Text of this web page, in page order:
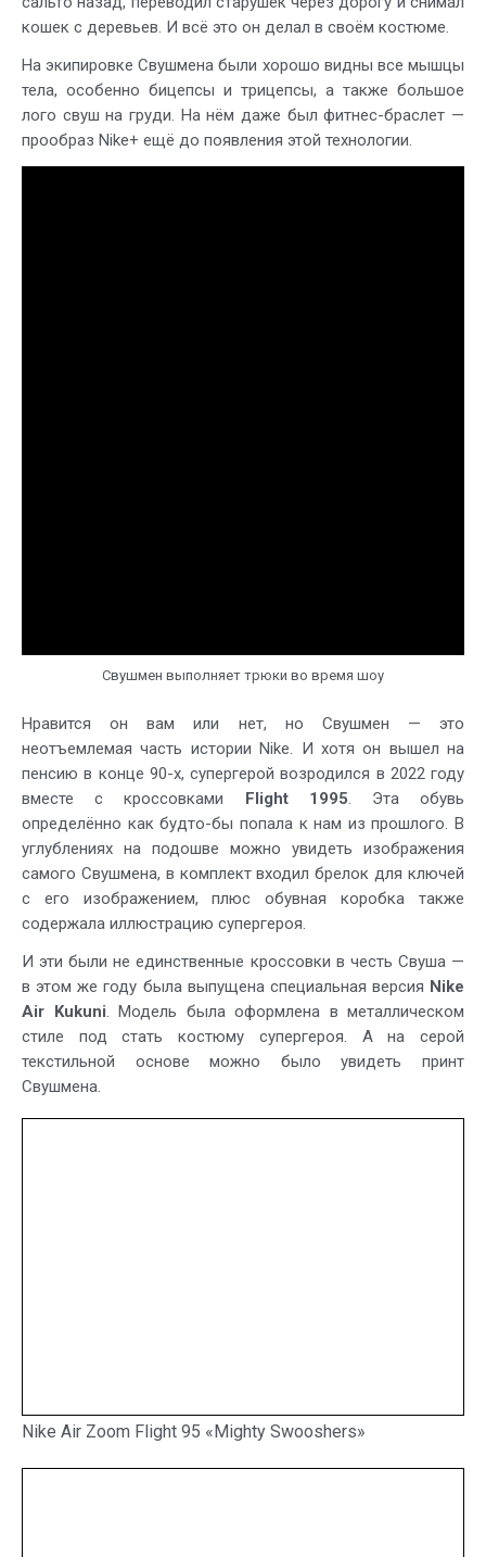
кошек с деревьев. И всё это он делал в своём костюме.
На экипировке Свушмена были хорошо видны все мышцы
тела, особенно бицепсы и трицепсы, а также большое
лого свуш на груди. На нём даже был фитнес-браслет —
прообраз Nike+ ещё до появления этой технологии.
Свушмен выполняет трюки во время шоу
Нравится он вам или нет, но Свушмен — это
неотъемлемая часть истории Nike. И хотя он вышел на
пенсию в конце 90-х, супергерой возродился в 2022 году
вместе с кроссовками Flight 1995. Эта обувь
определённо как будто-бы попала к нам из прошлого. В
углублениях на подошве можно увидеть изображения
самого Свушмена, в комплект входил брелок для ключей
с его изображением, плюс обувная коробка также
содержала иллюстрацию супергероя.
И эти были не единственные кроссовки в честь Свуша —
в этом же году была выпущена специальная версия Nike
Air Kukuni. Модель была оформлена в металлическом
стиле под стать костюму супергероя. А на серой
текстильной основе можно было увидеть принт
Свушмена.
Nike Air Zoom Flight 95 «Mighty Swooshers»